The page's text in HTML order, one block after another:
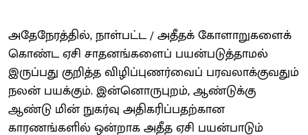
அதேநேரத்தில், நாள்பட்ட / அதீதக் கோளாறுகளைக்
கொண்ட ஏசி சாதனங்களைப் பயன்படுத்தாமல்
இருப்பது குறித்த விழிப்புணர்வைப் பரவலாக்குவதும்
நலன் பயக்கும். இன்னொருபுறம், ஆண்டுக்கு
ஆண்டு மின் நுகர்வு அதிகரிப்பதற்கான
காரணங்களில் ஒன்றாக அதீத ஏசி பயன்பாடும்